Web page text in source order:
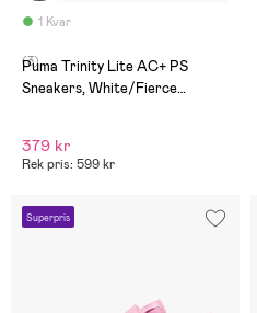
1 Kvar
(3)
Puma Trinity Lite AC+ PS
Sneakers, White/Fierce
379 kr
Rek pris: 599 kr
Superpris